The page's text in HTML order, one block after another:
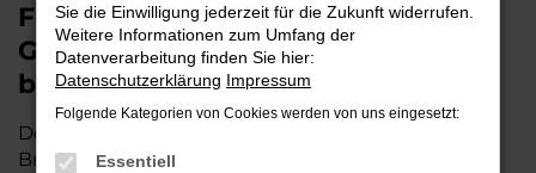
Finden Sie Ihren Škoda Kamiq
Gebrauchtwagen für Bremervörde
bei Schmidt + Koch
Der Škoda Kamiq ist die perfekte Wahl für alle in
Bremervörde, die ein zuverlässiges und modernes
Sie die Einwilligung jederzeit für die Zukunft widerrufen.
Weitere Informationen zum Umfang der
Datenverarbeitung finden Sie hier:
Datenschutzerklärung Impressum
Folgende Kategorien von Cookies werden von uns eingesetzt:
Essentiell